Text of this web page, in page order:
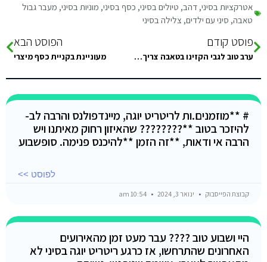
אטרקציות בסיני, דהב, טיולים בסיני, כסף בסיני, מוניות בסיני, מעבר גבול
טאבה, סיני עם ילדים, צלילה בסיני
פוסט קודם
ערב טוב לגבי הקזינו בטאבה צריך לשלם כניסה, ?
הפוסט הבא
מעוניינת בקניית כסף מיצרי
# **מוזמנים.ות לריטריט יוגה, מיינדפולנס והרבה לב-
להיזכר בטוב **???????? שהאיזון רחוק מאיתנו ויש
הרבה אי ודאות, **זה הזמן **להיכנס פנימה. סופשבוע
לפוסט >>
קבוצת הפייסבוק ינואר 3, 2024
היי ושבוע טוב ???? עבר מעט זמן מהאירועים
האחרונים שהתרחשו, אז כרגע ריטריט יוגה בסיני לא